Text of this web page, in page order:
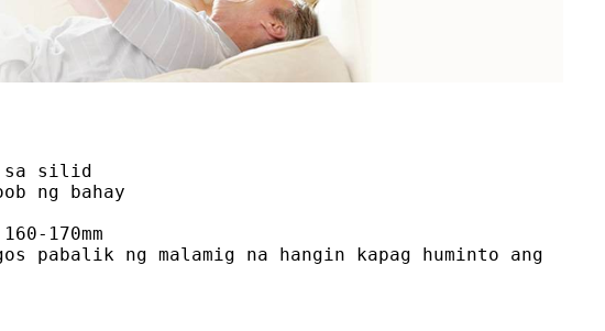
sa silid
ng bahay
170mm
pabalik ng malamig na hangin kapag huminto ang